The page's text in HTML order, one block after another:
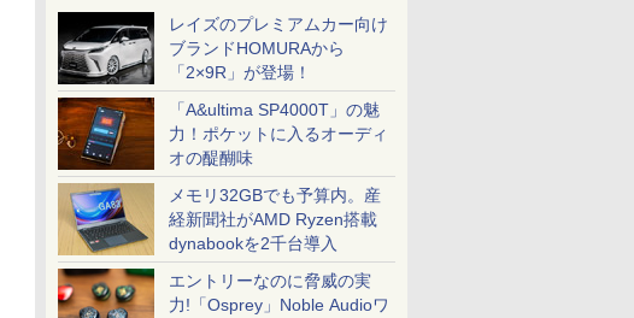
レイズのプレミアムカー向け
ブランドHOMURAから
「2×9R」が登場！
「A&ultima SP4000T」の魅
力！ポケットに入るオーディ
オの醍醐味
メモリ32GBでも予算内。産
経新聞社がAMD Ryzen搭載
dynabookを2千台導入
エントリーなのに脅威の実
力!「Osprey」Noble Audioワ